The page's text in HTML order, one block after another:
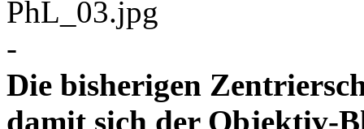
-
Die bisherigen
damit sich der Objektiv-